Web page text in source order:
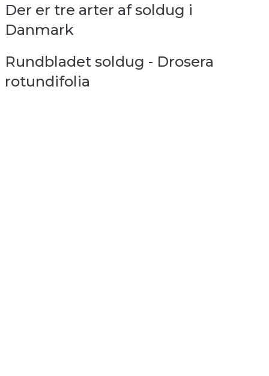
Der er tre arter af soldug i
Danmark
Rundbladet soldug - Drosera
rotundifolia